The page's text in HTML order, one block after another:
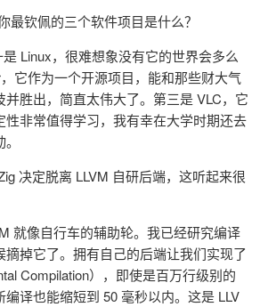
最钦佩的三个软件项目是什么？
是 Linux，很难想象没有它的世界会多么
它作为一个开源项目，能和那些财大气
胜出，简直太伟大了。第三是 VLC，它
性非常值得学习，我有幸在大学时期还去
决定脱离 LLVM 自研后端，这听起来很
就像自行车的辅助轮。我已经研究编译
掉它了。拥有自己的后端让我们实现了
Compilation），即使是百万行级别的
译也能缩短到 50 毫秒以内。这是 LLV